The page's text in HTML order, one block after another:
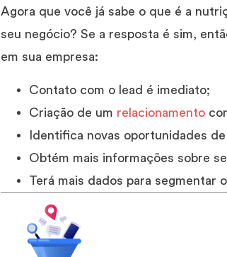
Agora que você já sabe o que é a
seu negócio? Se a resposta é sim,
em sua empresa:
Contato com o lead é imediato;
Criação de um relacionamento
Identifica novas oportunidades
Obtém mais informações sobre
Terá mais dados para segmentar